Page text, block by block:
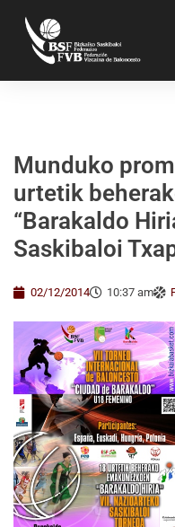
Munduko
urtetik
“Barakaldo
Saskibaloi
02/12/2014 10:37 am